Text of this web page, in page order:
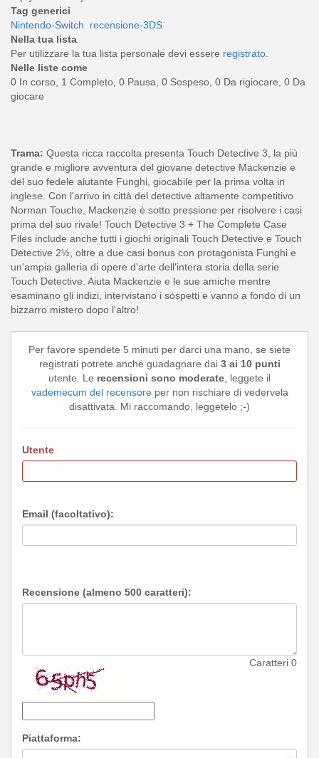
Tag generici
Nintendo-Switch
recensione-3DS
Nella tua lista
Per utilizzare la tua lista personale devi essere registrato.
Nelle liste come
0 In corso, 1 Completo, 0 Pausa, 0 Sospeso, 0 Da rigiocare, 0 Da
giocare
Trama: Questa ricca raccolta presenta Touch Detective 3, la più
grande e migliore avventura del giovane detective Mackenzie e
del suo fedele aiutante Funghi, giocabile per la prima volta in
inglese. Con l'arrivo in città del detective altamente competitivo
Norman Touche, Mackenzie è sotto pressione per risolvere i casi
prima del suo rivale! Touch Detective 3 + The Complete Case
Files include anche tutti i giochi originali Touch Detective e Touch
Detective 2½, oltre a due casi bonus con protagonista Funghi e
un'ampia galleria di opere d'arte dell'intera storia della serie
Touch Detective. Aiuta Mackenzie e le sue amiche mentre
esaminano gli indizi, intervistano i sospetti e vanno a fondo di un
bizzarro mistero dopo l'altro!
Per favore spendete 5 minuti per darci una mano, se siete
registrati potrete anche guadagnare dai 3 ai 10 punti
utente. Le recensioni sono moderate, leggete il
vademecum del recensoreper non rischiare di vedervela
disattivata. Mi raccomando, leggetelo ;-)
Utente
Email (facoltativo):
Recensione (almeno 500 caratteri):
Caratteri 0
Piattaforma: